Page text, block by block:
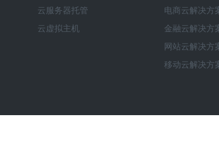
云服务器托管
云虚拟主机
电商云解决方
金融云解决方
网站云解决方
移动云解决方